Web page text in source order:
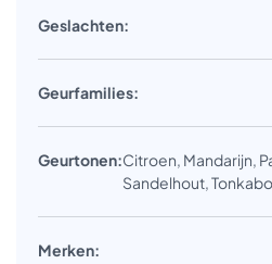
Geslachten:
Geurfamilies:
Geurtonen:Citroen, Mandarijn,
Sandelhout,
Merken: